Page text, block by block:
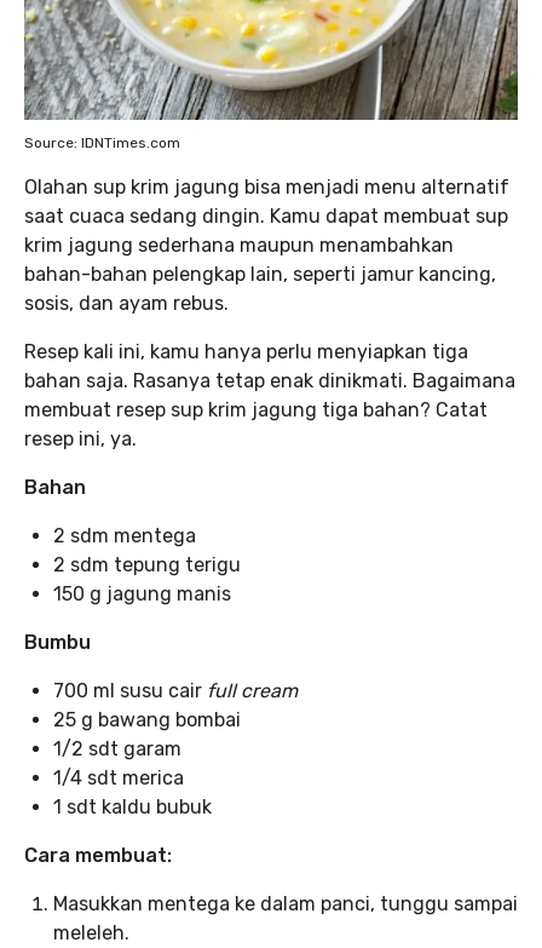
Source: IDNTimes.com
Olahan sup krim jagung bisa menjadi menu alternatif
saat cuaca sedang dingin. Kamu dapat membuat sup
krim jagung sederhana maupun menambahkan
bahan-bahan pelengkap lain, seperti jamur kancing,
sosis, dan ayam rebus.
Resep kali ini, kamu hanya perlu menyiapkan tiga
bahan saja. Rasanya tetap enak dinikmati. Bagaimana
membuat resep sup krim jagung tiga bahan? Catat
resep ini, ya.
Bahan
2 sdm mentega
2 sdm tepung terigu
150 g jagung manis
Bumbu
700 ml susu cair full cream
25 g bawang bombai
1/2 sdt garam
1/4 sdt merica
1 sdt kaldu bubuk
Cara membuat:
Masukkan mentega ke dalam panci, tunggu sampai
meleleh.